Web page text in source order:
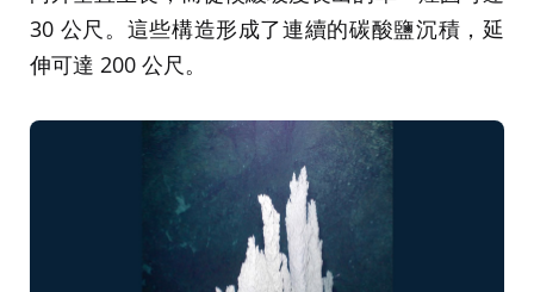
30 公尺。這些構造形成了連續的碳酸鹽沉積，延
伸可達 200 公尺。